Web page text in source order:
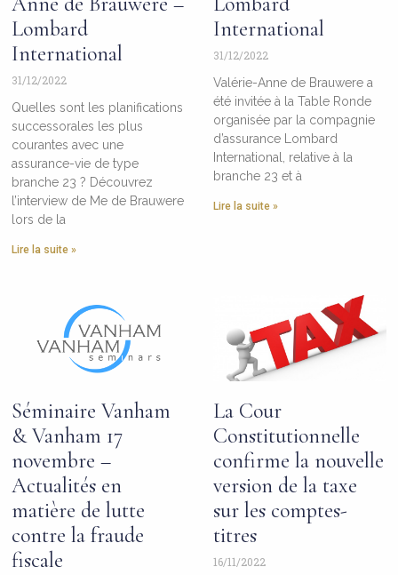
Lombard
International
31/12/2022
Quelles sont les planifications
successorales les plus
courantes avec une
assurance-vie de type
branche 23 ? Découvrez
l’interview de Me de Brauwere
lors de la
Lire la suite »
International
31/12/2022
Valérie-Anne de Brauwere a
été invitée à la Table Ronde
organisée par la compagnie
d’assurance Lombard
International, relative à la
branche 23 et à
Lire la suite »
Séminaire Vanham
& Vanham 17
novembre –
Actualités en
matière de lutte
contre la fraude
fiscale
La Cour
Constitutionnelle
confirme la nouvelle
version de la taxe
sur les comptes-
titres
16/11/2022